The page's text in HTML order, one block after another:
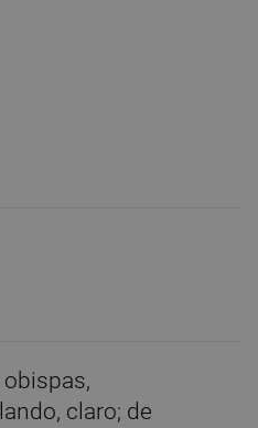
obispas,
claro; de